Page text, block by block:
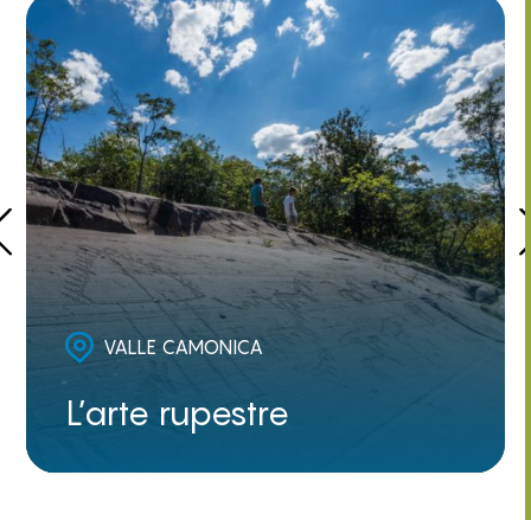
VALLE CAMONICA
L’arte rupestre